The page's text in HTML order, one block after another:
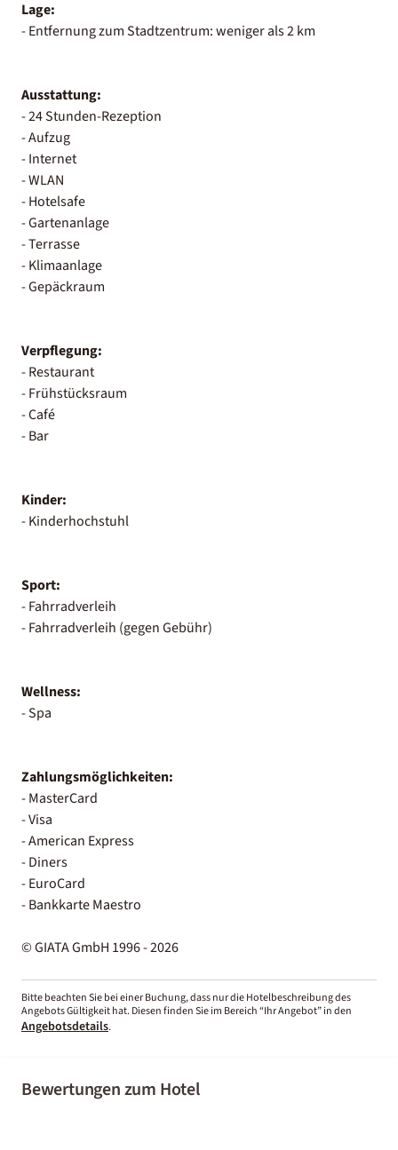
Lage:
- Entfernung zum Stadtzentrum: weniger als 2 km
Ausstattung:
- 24 Stunden-Rezeption
- Aufzug
- Internet
- WLAN
- Hotelsafe
- Gartenanlage
- Terrasse
- Klimaanlage
- Gepäckraum
Verpflegung:
- Restaurant
- Frühstücksraum
- Café
- Bar
Kinder:
- Kinderhochstuhl
Sport:
- Fahrradverleih
- Fahrradverleih (gegen Gebühr)
Wellness:
- Spa
Zahlungsmöglichkeiten:
- MasterCard
- Visa
- American Express
- Diners
- EuroCard
- Bankkarte Maestro
© GIATA GmbH 1996 - 2026
Bitte beachten Sie bei einer Buchung, dass nur die Hotelbeschreibung des
Angebots Gültigkeit hat. Diesen finden Sie im Bereich “Ihr Angebot” in den
Angebotsdetails.
Bewertungen zum Hotel